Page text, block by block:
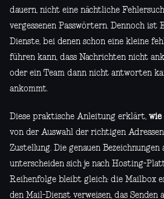
dauern, nicht eine nächtliche
vergessenen Passwörtern. Dennoch ist
Dienste, bei denen schon eine kleine
führen kann, dass Nachrichten nicht
oder ein Team dann nicht antworten
ankommt.
Diese praktische Anleitung erklärt, wie
von der Auswahl der richtigen
Zustellung. Die genauen
unterscheiden sich je nach Hosting-
Reihenfolge bleibt gleich: die Mailbox
den Mail-Dienst verweisen, das Senden